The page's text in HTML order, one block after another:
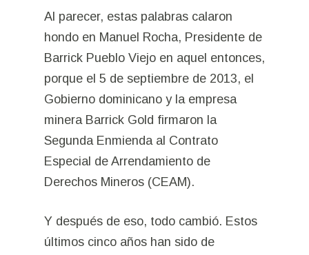
Al parecer, estas palabras calaron
hondo en Manuel Rocha, Presidente de
Barrick Pueblo Viejo en aquel entonces,
porque el 5 de septiembre de 2013, el
Gobierno dominicano y la empresa
minera Barrick Gold firmaron la
Segunda Enmienda al Contrato
Especial de Arrendamiento de
Derechos Mineros (CEAM).
Y después de eso, todo cambió. Estos
últimos cinco años han sido de